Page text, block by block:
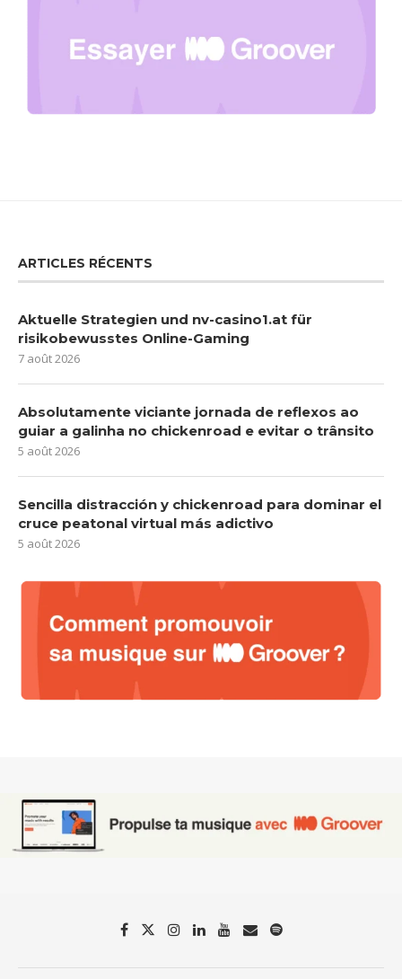
ARTICLES RÉCENTS
Aktuelle Strategien und nv-casino1.at für
risikobewusstes Online-Gaming
7 août 2026
Absolutamente viciante jornada de reflexos ao
guiar a galinha no chickenroad e evitar o trânsito
5 août 2026
Sencilla distracción y chickenroad para dominar el
cruce peatonal virtual más adictivo
5 août 2026